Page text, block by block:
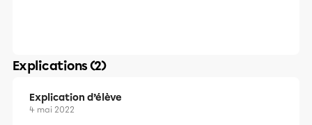
Explications (2)
Explication d’élève
4 mai 2022